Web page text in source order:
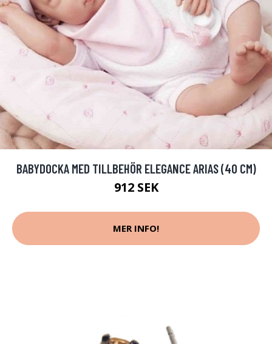
BABYDOCKA MED TILLBEHÖR ELEGANCE ARIAS (40 CM)
912 SEK
MER INFO!